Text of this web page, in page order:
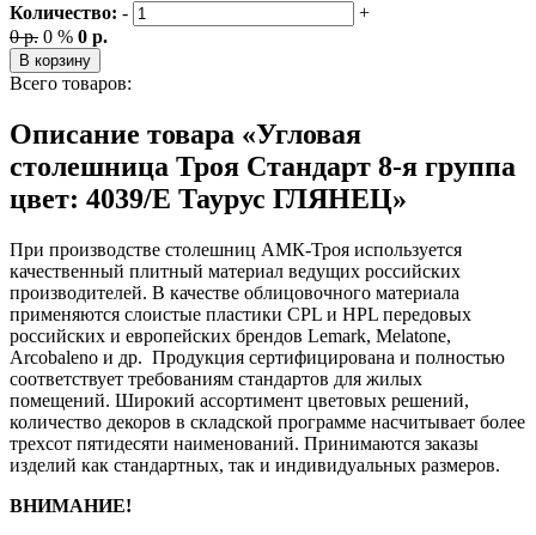
Количество: -
+
0 р. 0 % 0 р.
В корзину
Всего товаров:
Описание товара «Угловая
столешница Троя Стандарт 8-я группа
цвет: 4039/Е Таурус ГЛЯНЕЦ»
При производстве столешниц АМК-Троя используется
качественный плитный материал ведущих российских
производителей. В качестве облицовочного материала
применяются слоистые пластики CPL и HPL передовых
российских и европейских брендов Lemark, Melatone,
Arcobaleno и др. Продукция сертифицирована и полностью
соответствует требованиям стандартов для жилых
помещений. Широкий ассортимент цветовых решений,
количество декоров в складской программе насчитывает более
трехсот пятидесяти наименований. Принимаются заказы
изделий как стандартных, так и индивидуальных размеров.
ВНИМАНИЕ!